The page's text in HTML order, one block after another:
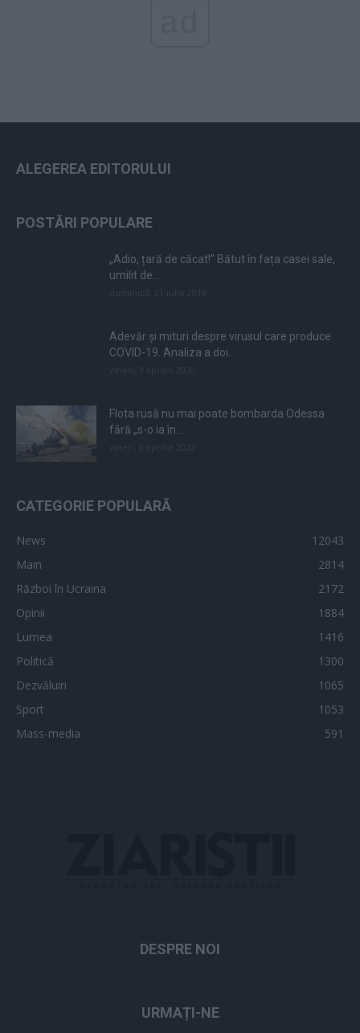
ALEGEREA EDITORULUI
POSTĂRI POPULARE
„Adio, țară de căcat!” Bătut în fața casei sale,
umilit de...
Adevăr și mituri despre virusul care produce
COVID-19. Analiza a doi...
Flota rusă nu mai poate bombarda Odessa
fără „s-o ia în...
CATEGORIE POPULARĂ
News
12043
Main
2814
Război în Ucraina
2172
Opinii
1884
Lumea
1416
Politică
1300
Dezvăluiri
1065
Sport
1053
Mass-media
591
DESPRE NOI
URMAȚI-NE